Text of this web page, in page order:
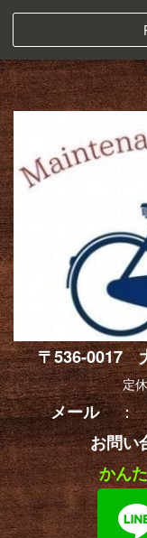
〒536-0017
定
メール
お問い
かん